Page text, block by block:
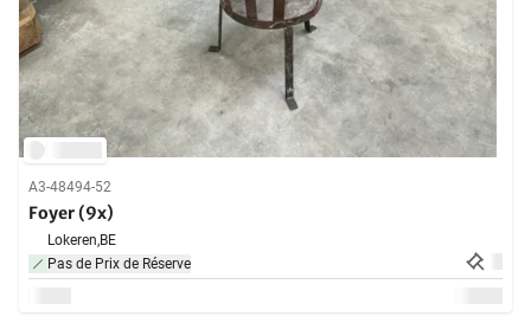
A3-48494-52
Foyer (9x)
Lokeren,BE
Pas de Prix de Réserve